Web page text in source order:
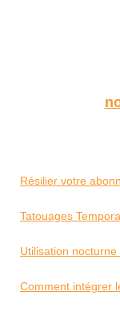
Résilier votre
Tatouages
Utilisation nocturne
Comment intégrer